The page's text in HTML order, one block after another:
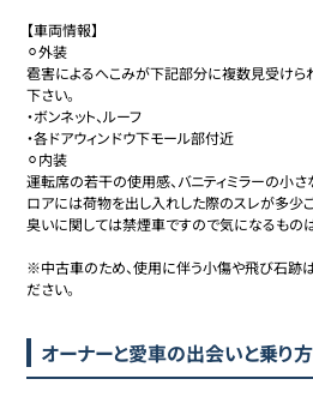
【車両情報】
⚪︎外装
雹害によるへこみが下記部分に複数見受けら
下さい。
・ボンネット、ルーフ
・各ドアウィンドウ下モール部付近
⚪︎内装
運転席の若干の使用感、バニティミラーの小さ
ロアには荷物を出し入れした際のスレが多少ご
臭いに関しては禁煙車ですので気になるもの
※中古車のため、使用に伴う小傷や飛び石跡
ださい。
オーナーと愛車の出会いと乗り方